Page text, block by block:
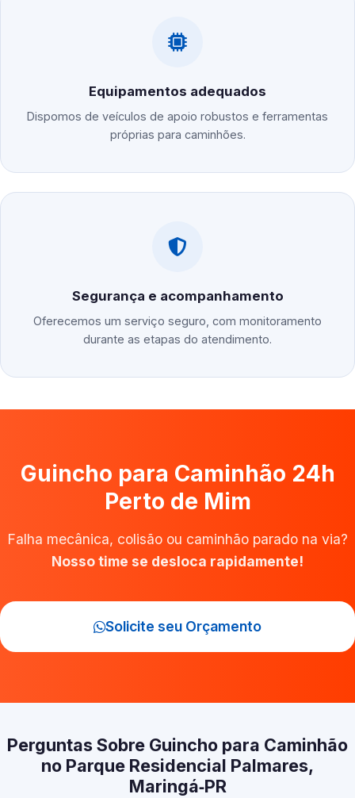
Equipamentos adequados
Dispomos de veículos de apoio robustos e ferramentas
próprias para caminhões.
Segurança e acompanhamento
Oferecemos um serviço seguro, com monitoramento
durante as etapas do atendimento.
Guincho para Caminhão 24h
Perto de Mim
Falha mecânica, colisão ou caminhão parado na via?
Nosso time se desloca rapidamente!
Solicite seu Orçamento
Perguntas Sobre Guincho para Caminhão
no Parque Residencial Palmares,
Maringá‑PR